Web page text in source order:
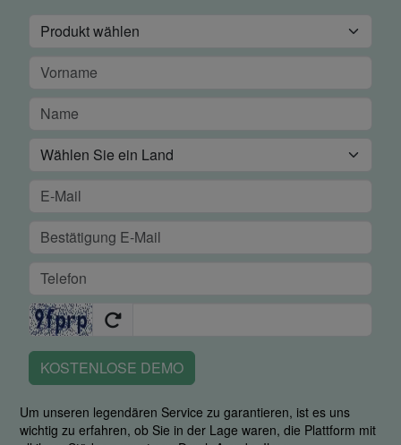
KOSTENLOSE DEMO
Um unseren legendären Service zu garantieren, ist es uns
wichtig zu erfahren, ob Sie in der Lage waren, die Plattform mit